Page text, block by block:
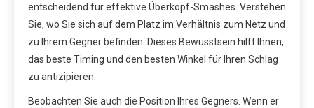
entscheidend für effektive Überkopf-Smashes. Verstehen
Sie, wo Sie sich auf dem Platz im Verhältnis zum Netz und
zu Ihrem Gegner befinden. Dieses Bewusstsein hilft Ihnen,
das beste Timing und den besten Winkel für Ihren Schlag
zu antizipieren.
Beobachten Sie auch die Position Ihres Gegners. Wenn er